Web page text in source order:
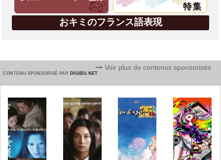
おキミのフランス語表現
CONTENU SPONSORISÉ PAR DIGIBU.NET
Voir plus de contenus sponsorisés